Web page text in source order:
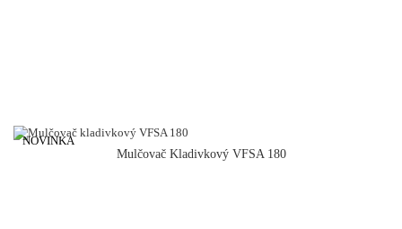
Mulčovač Kladivkový VFSA 180
NOVINKA